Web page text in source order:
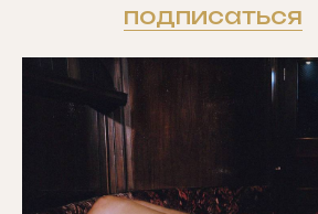
подписаться